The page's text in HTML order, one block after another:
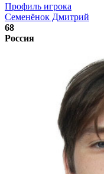
Профиль игрока
Семенёнок Дмитрий
68
Россия